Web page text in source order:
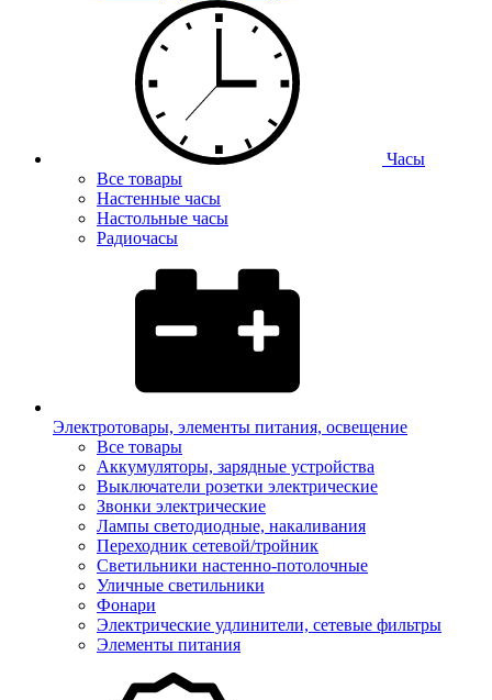
Часы
Все товары
Настенные часы
Настольные часы
Радиочасы
Электротовары, элементы питания, освещение
Все товары
Аккумуляторы, зарядные устройства
Выключатели розетки электрические
Звонки электрические
Лампы светодиодные, накаливания
Переходник сетевой/тройник
Светильники настенно-потолочные
Уличные светильники
Фонари
Электрические удлинители, сетевые фильтры
Элементы питания